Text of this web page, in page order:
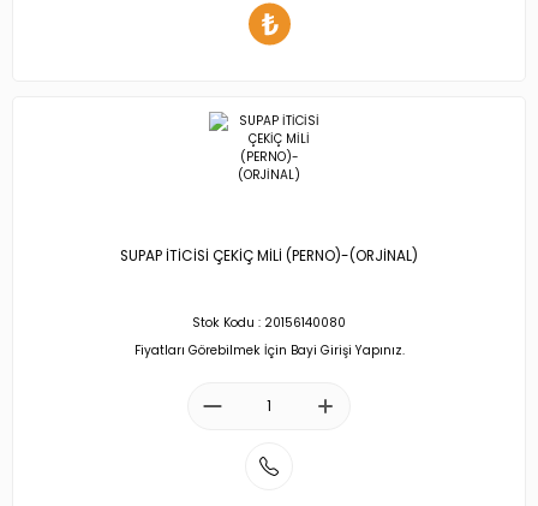
SUPAP İTİCİSİ ÇEKİÇ MİLİ (PERNO)-(ORJİNAL)
Stok Kodu : 20156140080
Fiyatları Görebilmek İçin Bayi Girişi Yapınız.